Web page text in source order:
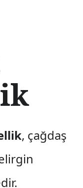
, çağdaş